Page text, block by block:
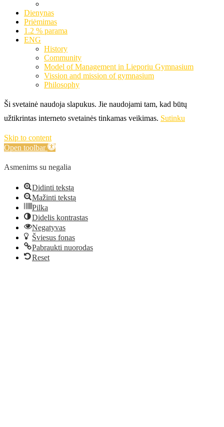
Dienynas
Priėmimas
1.2 % parama
ENG
History
Community
Model of Management in Lieporiu Gymnasium
Vission and mission of gymnasium
Philosophy
Ši svetainė naudoja slapukus. Jie naudojami tam, kad būtų
užtikrintas interneto svetainės tinkamas veikimas. Sutinku
Skip to content
Open toolbar
Asmenims su negalia
Didinti tekstą
Mažinti tekstą
Pilka
Didelis kontrastas
Negatyvas
Šviesus fonas
Pabraukti nuorodas
Reset